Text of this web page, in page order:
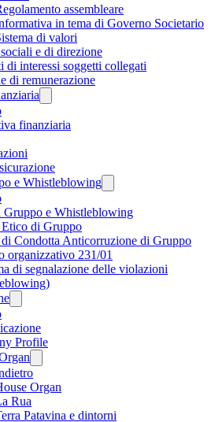
assembleare
in tema di Governo Societario
di valori
e di direzione
di interessi soggetti collegati
di remunerazione
finanziaria
e Whistleblowing
Gruppo e Whistleblowing
di Gruppo
Condotta Anticorruzione di Gruppo
organizzativo 231/01
di segnalazione delle violazioni
Profile
Organ
Rua
Patavina e dintorni